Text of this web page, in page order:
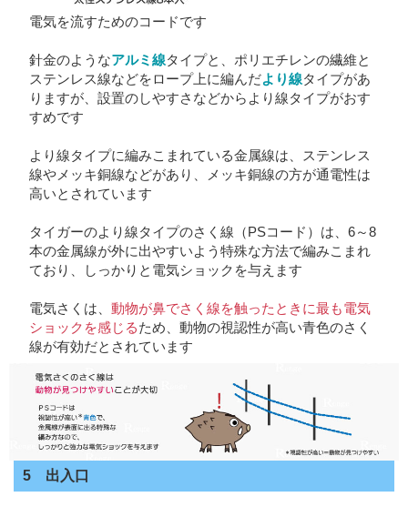
電気を流すためのコードです
針金のようなアルミ線タイプと、ポリエチレンの繊維と
ステンレス線などをロープ上に編んだより線タイプがあ
りますが、設置のしやすさなどからより線タイプがおす
すめです
より線タイプに編みこまれている金属線は、ステンレス
線やメッキ銅線などがあり、メッキ銅線の方が通電性は
高いとされています
タイガーのより線タイプのさく線（PSコード）は、6～8
本の金属線が外に出やすいよう特殊な方法で編みこまれ
ており、しっかりと電気ショックを与えます
電気さくは、 動物が鼻でさく線を触ったときに最も電気
ショックを感じるため、動物の視認性が高い青色のさく
線が有効だとされています
5 出入口